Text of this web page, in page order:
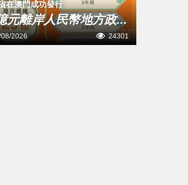
在澳門成功發行
元離岸人民幣地方政...
2026 24301